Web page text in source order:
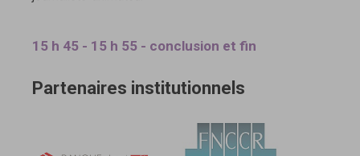
15 h 45 - 15 h 55 - conclusion et fin
Partenaires institutionnels